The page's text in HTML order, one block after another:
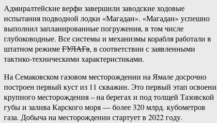
Адмиралтейские верфи завершили заводские ходовые
испытания подводной лодки «Магадан». «Магадан» успешно
выполнил запланированные погружения, в том числе
глубоководные. Все системы и механизмы корабля работали в
штатном режимеГУЛАГа, в соответствии с заявленными
тактико-техническими характеристиками.
На Семаковском газовом месторождении на Ямале досрочно
построен первый куст из 11 скважин. Это первый этап
крупного месторождения – на берегах и под толщей Тазовской
губы и залива Карского моря — более 320 млрд. кубометров
газа. Добыча на месторождении стартует в 2022 году.